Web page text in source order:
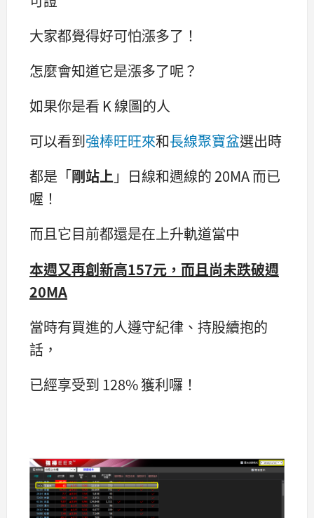
大家都覺得好可怕漲多了！
怎麼會知道它是漲多了呢？
如果你是看 K 線圖的人
可以看到強棒旺旺來和長線聚寶盆選出時
都是「剛站上」日線和週線的 20MA 而已
喔！
而且它目前都還是在上升軌道當中
本週又再創新高157元，而且尚未跌破週
20MA
當時有買進的人遵守紀律、持股續抱的
話，
已經享受到 128% 獲利囉！